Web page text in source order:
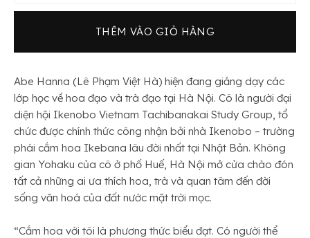
Abe Hanna (Lê Phạm Việt Hà) hiện đang giảng dạy các
lớp học về hoa đạo và trà đạo tại Hà Nội. Cô là người đại
diện hội Ikenobo Vietnam Tachibanakai Study Group, tổ
chức được chính thức công nhận bởi nhà Ikenobo – trường
phái cắm hoa Ikebana lâu đời nhất tại Nhật Bản. Không
gian Yohaku của cô ở phố Huế, Hà Nội mở cửa chào đón
tất cả những ai ưa thích hoa, trà và quan tâm đến đời
sống văn hoá của đất nước mặt trời mọc.
“Cắm hoa với tôi là phương thức biểu đạt. Có người thể
THÊM VÀO GIỎ HÀNG